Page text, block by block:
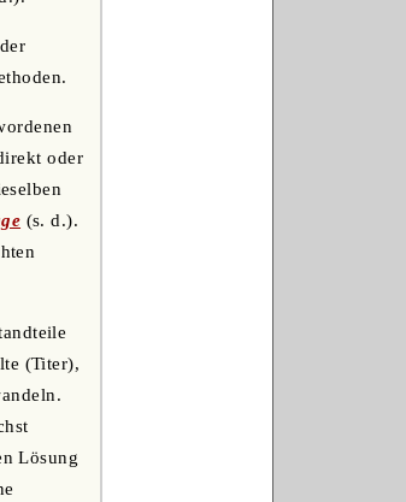
oder
(s. d.).
(Titer),
Lösung